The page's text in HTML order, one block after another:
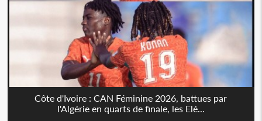
Côte d'Ivoire : CAN Féminine 2026, battues par
l'Algérie en quarts de finale, les Elé...